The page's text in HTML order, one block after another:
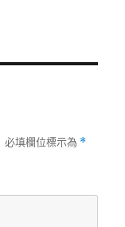
必填欄位標示為 *